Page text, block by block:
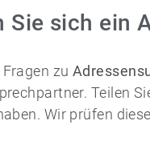
Sie sich ein
zu
Teilen
Wir prüfen